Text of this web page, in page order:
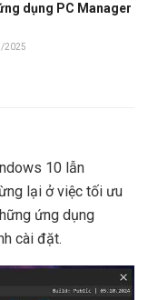
dụng PC Manager
2025
10 lẫn
lại ở việc tối ưu
ứng dụng
cài đặt.